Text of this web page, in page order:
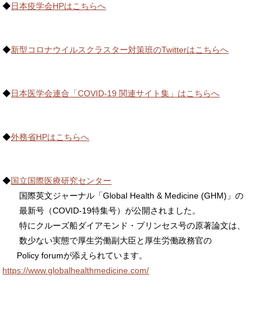
◆日本疫学会HPはこちらへ
◆新型コロナウイルスクラスター対策班のTwitterはこちらへ
◆日本医学会連合「COVID-19 関連サイト集」はこちらへ
◆外務省HPはこちらへ
◆国立国際医療研究センター
国際英文ジャーナル「Global Health & Medicine (GHM) 」の
最新号（COVID-19特集号）が公開されました。
特にクルーズ船ダイアモンド・プリンセス号の原著論文は、
数少ない実態で厚生労働副大臣と厚生労働政務官の
Policy forumが添えられています。
https://www.globalhealthmedicine.com/